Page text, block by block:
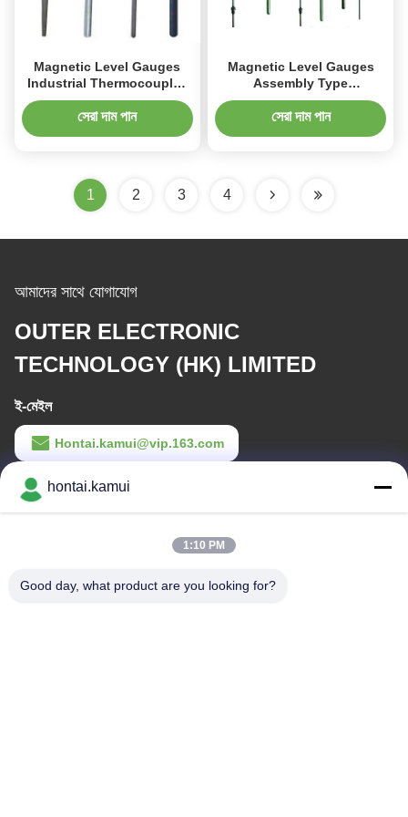
Magnetic Level Gauges
Industrial Thermocouples
With Ceramic Protection
Casing
সেরা দাম পান
Magnetic Level Gauges
Assembly Type
Thermocouple For
Measuring Temperature
সেরা দাম পান
1 2 3 4
আমাদের সাথে যোগাযোগ
OUTER ELECTRONIC
TECHNOLOGY (HK) LIMITED
ই-মেইল
Hontai.kamui@vip.163.com
কাজের সময়
11:00-21:00
কোম্পানির ঠিকানা
hontai.kamui
1:10 PM
Good day, what product are you looking for?